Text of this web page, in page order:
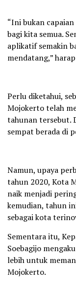
“Ini bukan
bagi kita semua.
aplikatif semakin
mendatang,”
Perlu diketahui,
Mojokerto telah
tahunan tersebut.
sempat berada di
Namun, upaya
tahun 2020, Kota
naik menjadi
kemudian, tahun
sebagai kota
Sementara itu,
Soebagijo
lebih untuk
Mojokerto.